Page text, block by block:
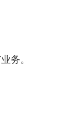
务。